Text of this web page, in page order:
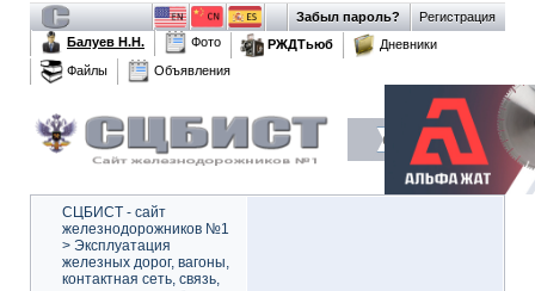
Регистрация
Забыл пароль?
Балуев Н.Н.
Фото РЖДТьюб
Дневники
Файлы
Объявления
СЦБИСТ - сайт
железнодорожников №1
> Эксплуатация
железных дорог, вагоны,
контактная сеть, связь,